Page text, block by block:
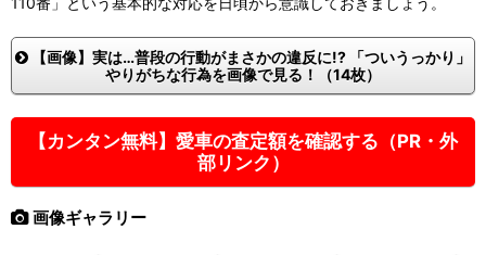
【画像】実は…普段の行動がまさかの違反に!? 「ついうっかり」
やりがちな行為を画像で見る！（14枚）
【カンタン無料】愛車の査定額を確認する（PR・外
部リンク）
画像ギャラリー